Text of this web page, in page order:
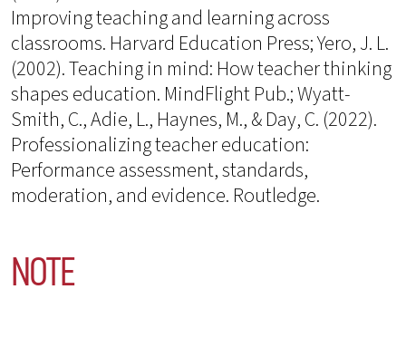
Improving teaching and learning across
classrooms. Harvard Education Press; Yero, J. L.
(2002). Teaching in mind: How teacher thinking
shapes education. MindFlight Pub.; Wyatt-
Smith, C., Adie, L., Haynes, M., & Day, C. (2022).
Professionalizing teacher education:
Performance assessment, standards,
moderation, and evidence. Routledge.
NOTE